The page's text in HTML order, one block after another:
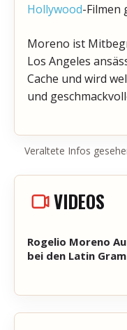
Hollywood-Filmen
Moreno ist
Los Angeles
Cache und wird
und
Veraltete Infos
VIDEOS
Rogelio Moreno
bei den Latin